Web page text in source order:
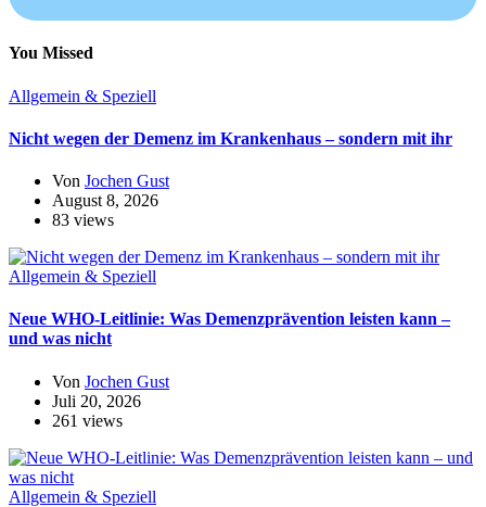
You Missed
Allgemein & Speziell
Nicht wegen der Demenz im Krankenhaus – sondern mit ihr
Von Jochen Gust
August 8, 2026
83 views
Allgemein & Speziell
Neue WHO-Leitlinie: Was Demenzprävention leisten kann –
und was nicht
Von Jochen Gust
Juli 20, 2026
261 views
Allgemein & Speziell